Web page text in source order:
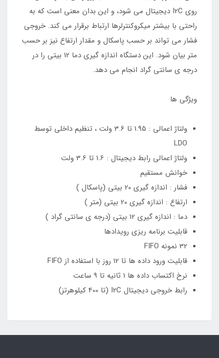
روی I2C دیجیتال می شود، و این بدان معنی است که به
راحتی با بیشتر میکروکنترلرها ارتباط برقرار می کند. خروجی
فشار می تواند بر حسب پاسکال و مقدار ارتفاع نیز بر حسب
متر بیان شود. این دستگاه اندازه گیری دما 12 بیتی را در
درجه ی سانتی گراد انجام می دهد.
ویژگی ها
ولتاژ اعمالی : 1.95 تا 3.6 ولت ، تنظیم داخلی توسط
LDO
ولتاژ اعمالی رابط دیجیتال : 1.6 تا 3.6 ولت
خوانش مستقیم
فشار : اندازه گیری 20 بیتی (پاسکال )
ارتفاع : اندازه گیری 20 بیتی (متر )
دما : اندازه گیری 12 بیتی (درجه ی سانتی گراد )
قابلیت برنامه ریزی رویدادها
32 نمونه FIFO
قابلیت ورود داده ها تا 12 روز با استفاده از FIFO
نرخ اکتساب داده ها 1 ثانیه تا 9 ساعت
رابط خروجی دیجیتال I2C (تا 400 کیلوهرتز)